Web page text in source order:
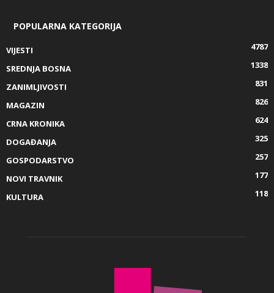
POPULARNA KATEGORIJA
VIJESTI
4787
SREDNJA BOSNA
1338
ZANIMLJIVOSTI
831
MAGAZIN
826
CRNA KRONIKA
624
DOGAĐANJA
325
GOSPODARSTVO
257
NOVI TRAVNIK
177
KULTURA
118